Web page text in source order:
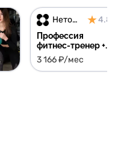
Нетология 4.81
Профессия
фитнес-тренер +
курс в подарок
3 166 ₽/мес